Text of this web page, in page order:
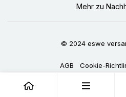
Mehr zu
© 2024 eswe
AGB Cookie-